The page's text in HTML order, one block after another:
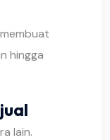
hingga
lain.